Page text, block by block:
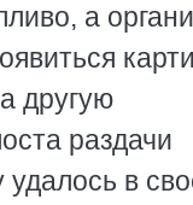
а
другую
раздачи
удалось в